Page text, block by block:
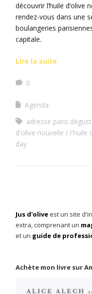
découvrir l’huile d’olive
rendez-vous dans une
boulangeries
capitale.
Lire la suite
0
Agenda
adresse paris
d'olive nouvelle
l'huile
day
Jus d'oliveest un site
extra, comprenant un
et un guide de
Achète mon livre sur